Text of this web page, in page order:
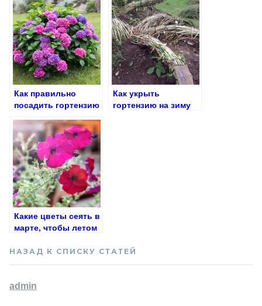
контейнер: два
проверенных
способа
Как правильно
посадить гортензию
Как укрыть
гортензию на зиму
Какие цветы сеять в
марте, чтобы летом
красоте!
НАЗАД К СПИСКУ СТАТЕЙ
admin